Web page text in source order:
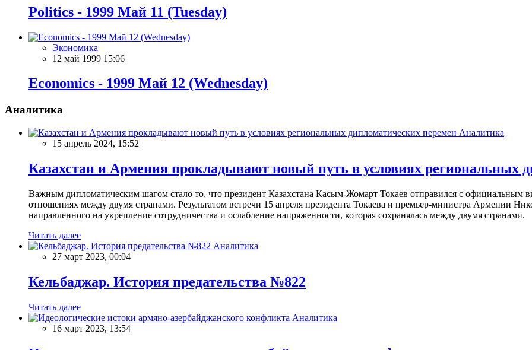
Politics - 1999 Май 11 (Tuesday)
Экономика
12 май 1999 15:06
Economics - 1999 Май 12 (Wednesday)
Аналитика
Аналитика
15 апрель 2024, 15:52
Казахстан и Армения прокладывают новый путь в условиях региональных
Важным дипломатическим шагом стало то, что президент Казахстана Касым-Жомарт Токаев отправился с
отношениях между двумя странами. Результатом встречи 15 апреля президента Токаева и премьер-министра Армении
направленного на укрепление сотрудничества и ослабление напряженности, которая сохранялась между двумя странами.
Читать далее
Аналитика
27 март 2023, 00:04
Кельбаджар. История предательства №822
Читать далее
Аналитика
16 март 2023, 13:54